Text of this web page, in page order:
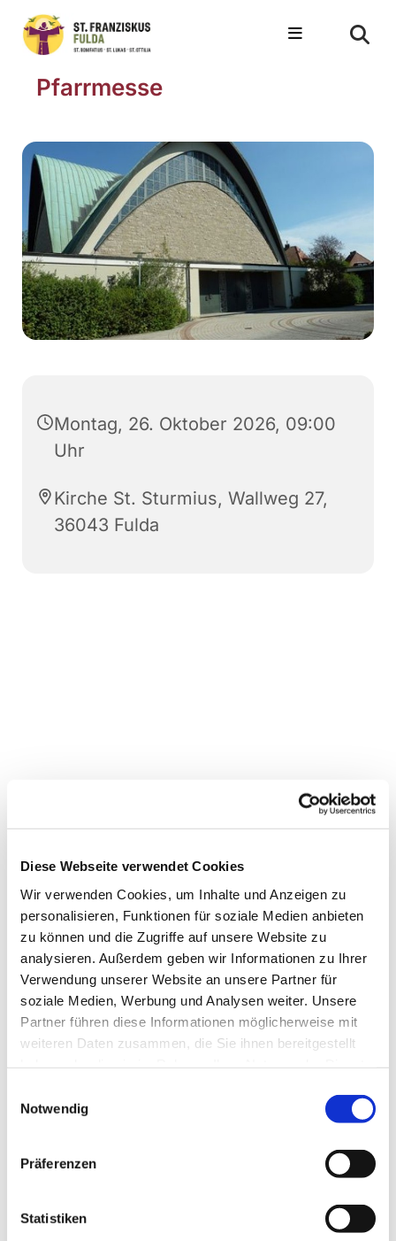
Diese Webseite verwendet Cookies
Wir verwenden Cookies, um Inhalte und Anzeigen zu
personalisieren, Funktionen für soziale Medien anbieten
zu können und die Zugriffe auf unsere Website zu
analysieren. Außerdem geben wir Informationen zu Ihrer
Verwendung unserer Website an unsere Partner für
soziale Medien, Werbung und Analysen weiter. Unsere
Partner führen diese Informationen möglicherweise mit
weiteren Daten zusammen, die Sie ihnen bereitgestellt
Notwendig
Präferenzen
Statistiken
Pfarrmesse
Montag, 26. Oktober 2026, 09:00
Uhr
Kirche St. Sturmius, Wallweg 27,
36043 Fulda
Dies könnte Sie auch
interessieren